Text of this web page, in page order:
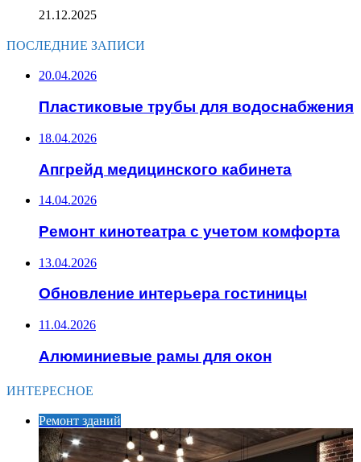
21.12.2025
ПОСЛЕДНИЕ ЗАПИСИ
20.04.2026
Пластиковые трубы для водоснабжения
18.04.2026
Апгрейд медицинского кабинета
14.04.2026
Ремонт кинотеатра с учетом комфорта
13.04.2026
Обновление интерьера гостиницы
11.04.2026
Алюминиевые рамы для окон
ИНТЕРЕСНОЕ
Ремонт зданий